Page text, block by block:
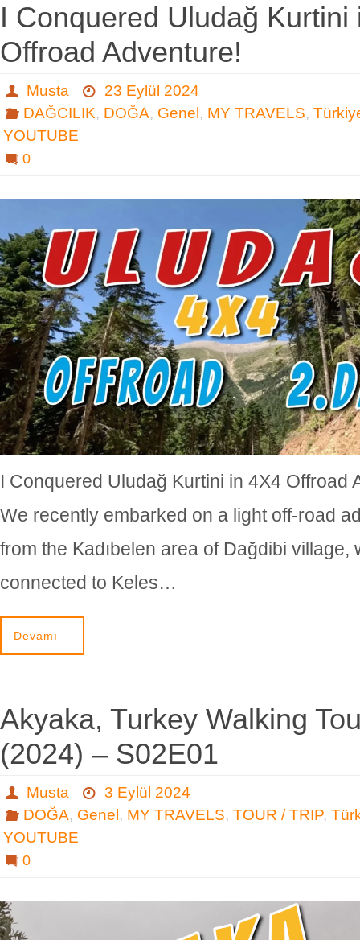
I Conquered Uludağ Kurtini
Offroad Adventure!
Musta
23 Eylül 2024
DAĞCILIK, DOĞA, Genel , MY TRAVELS,
YOUTUBE
0
I Conquered Uludağ Kurtini in 4X4 Offroad
We recently embarked on a light off-road
from the Kadıbelen area of Dağdibi village,
connected to Keles…
Devamı
Akyaka, Turkey Walking
(2024) – S02E01
Musta
3 Eylül 2024
DOĞA, Genel, MY TRAVELS, TOUR / TRIP,
YOUTUBE
0